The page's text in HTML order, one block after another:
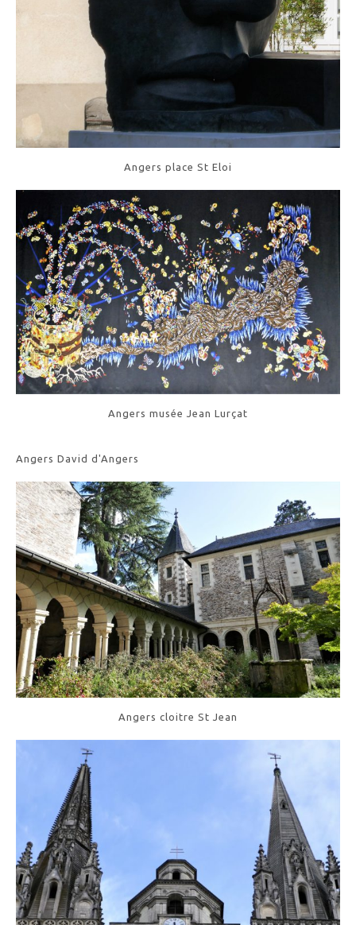
Angers place St Eloi
Angers musée Jean Lurçat
Angers David d'Angers
Angers cloitre St Jean